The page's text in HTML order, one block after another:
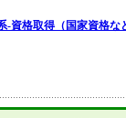
-資格取得（国家資格な